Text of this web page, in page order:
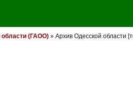
области (ГАОО)» Архив Одесской области